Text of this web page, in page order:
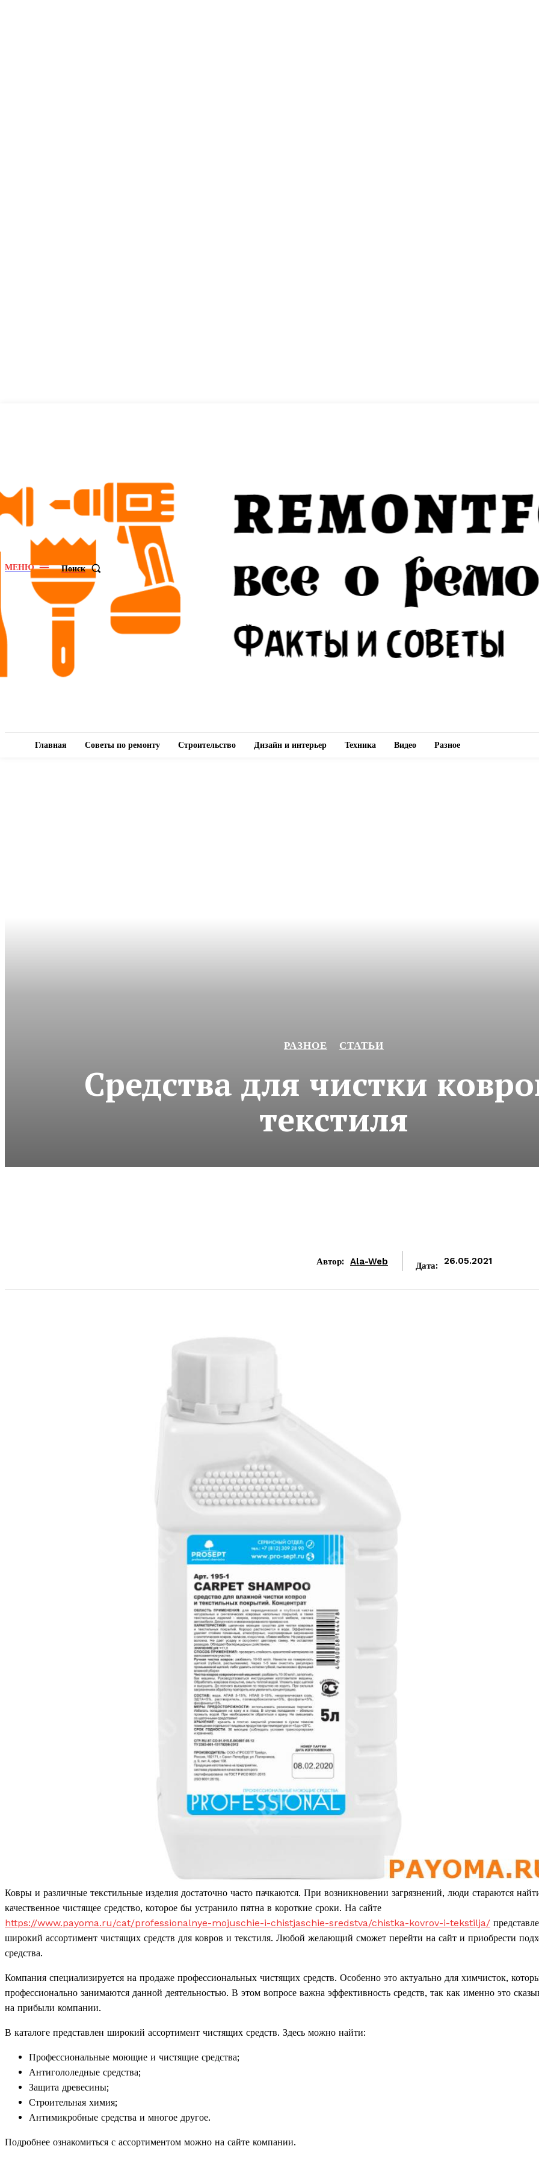
МЕНЮ Поиск
Главная Советы по ремонту Строительство Дизайн и интерьер Техника Видео Разное
РАЗНОЕ СТАТЬИ
Средства для чистки
текстиля
Автор: Ala-Web Дата: 26.05.2021
Ковры и различные текстильные изделия достаточно часто пачкаются. При возникновении загрязнений, люди стараются
качественное чистящее средство, которое бы устранило пятна в короткие сроки. На сайте
https://www.payoma.ru/cat/professionalnye-mojuschie-i-chistjaschie-sredstva/chistka-kovrov-i-tekstilja/
широкий ассортимент чистящих средств для ковров и текстиля. Любой желающий сможет перейти на сайт и приобрести
средства.
Компания специализируется на продаже профессиональных чистящих средств. Особенно это актуально для химчисток,
профессионально занимаются данной деятельностью. В этом вопросе важна эффективность средств, так как именно это
на прибыли компании.
В каталоге представлен широкий ассортимент чистящих средств. Здесь можно найти:
Профессиональные моющие и чистящие средства;
Антигололедные средства;
Защита древесины;
Строительная химия;
Антимикробные средства и многое другое.
Подробнее ознакомиться с ассортиментом можно на сайте компании.